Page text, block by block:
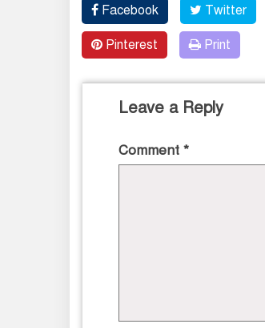
Facebook Twitter
Pinterest Print
Leave a Reply
Comment *